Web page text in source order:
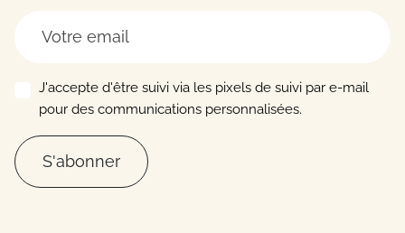
J'accepte d'être suivi via les pixels de suivi par e-mail
pour des communications personnalisées.
S'abonner